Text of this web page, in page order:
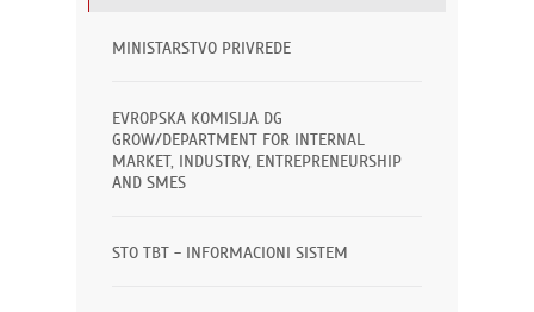
MINISTARSTVO PRIVREDE
EVROPSKA KOMISIJA DG
GROW/DEPARTMENT FOR INTERNAL
MARKET, INDUSTRY, ENTREPRENEURSHIP
AND SMES
STO TBT - INFORMACIONI SISTEM